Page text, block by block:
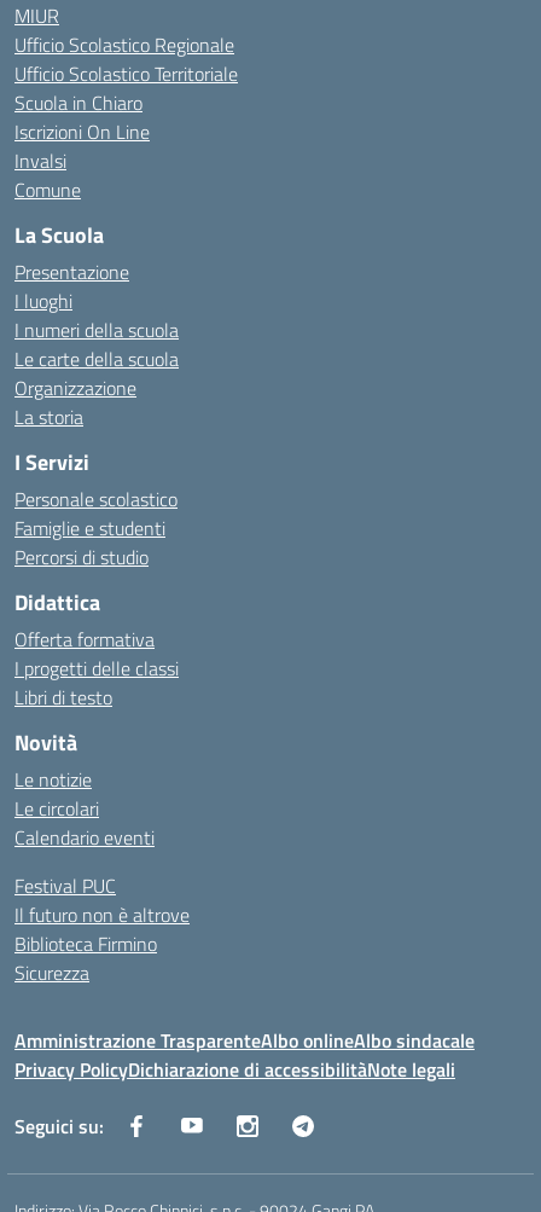
MIUR
Ufficio Scolastico Regionale
Ufficio Scolastico Territoriale
Scuola in Chiaro
Iscrizioni On Line
Invalsi
Comune
La Scuola
Presentazione
I luoghi
I numeri della scuola
Le carte della scuola
Organizzazione
La storia
I Servizi
Personale scolastico
Famiglie e studenti
Percorsi di studio
Didattica
Offerta formativa
I progetti delle classi
Libri di testo
Novità
Le notizie
Le circolari
Calendario eventi
Festival PUC
Il futuro non è altrove
Biblioteca Firmino
Sicurezza
Amministrazione TrasparenteAlbo onlineAlbo sindacale
Privacy PolicyDichiarazione di accessibilitàNote legali
Seguici su: